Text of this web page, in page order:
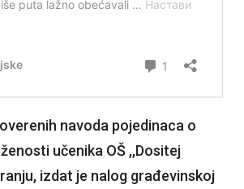
navoda pojedinaca o
učenika OŠ ,,Dositej
izdat je nalog građevinskoj